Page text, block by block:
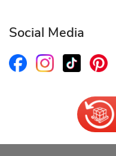
Social Media